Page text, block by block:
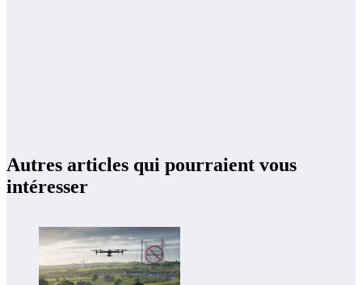
Autres articles qui pourraient vous
intéresser